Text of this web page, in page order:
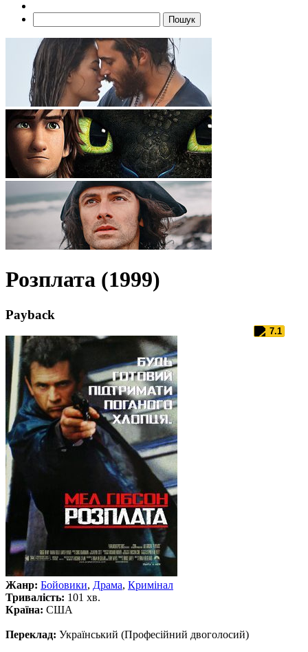
Пошук
Розплата (1999)
Payback
7.1
Жанр: Бойовики, Драма, Кримінал
Тривалість: 101 хв.
Країна: США
Переклад: Український (Професійний двоголосий)